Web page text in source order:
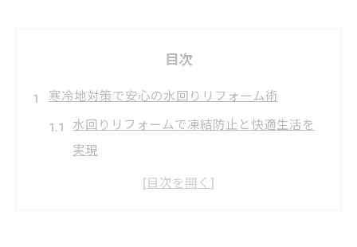
目次
寒冷地対策で安心の水回りリフォーム術
水回りリフォームで凍結防止と快適生活を
実現
寒さに強い水回りリフォームの施工方法と